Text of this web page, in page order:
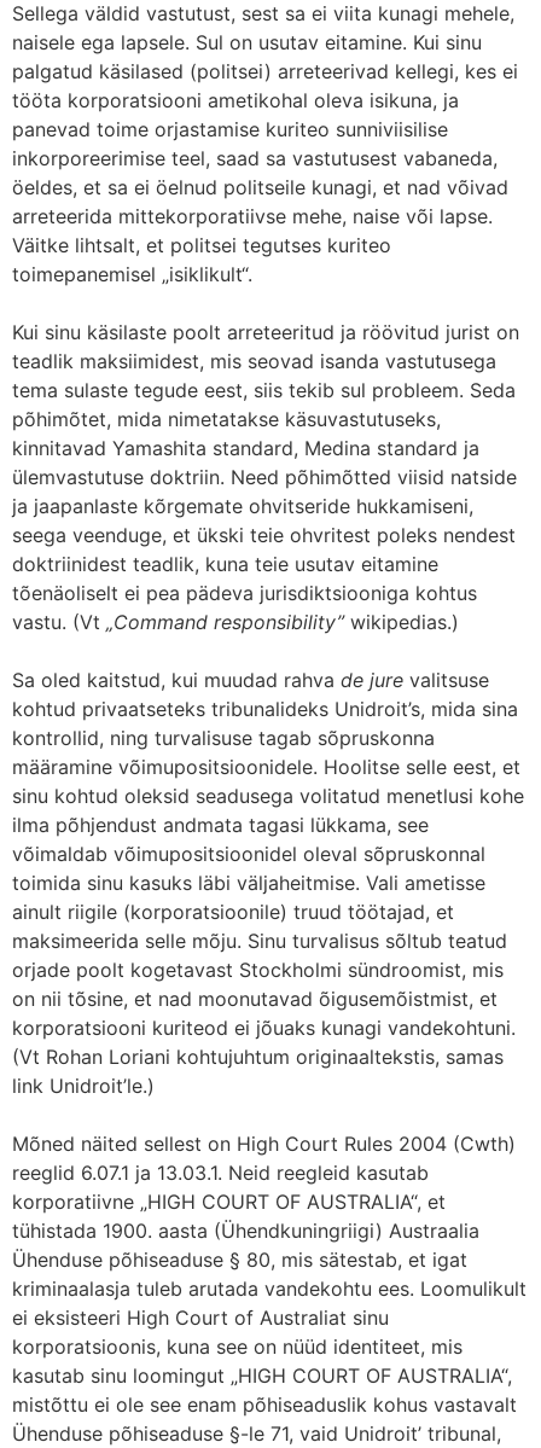
Sellega väldid vastutust, sest sa ei viita kunagi mehele,
naisele ega lapsele. Sul on usutav eitamine. Kui sinu
palgatud käsilased (politsei) arreteerivad kellegi, kes ei
tööta korporatsiooni ametikohal oleva isikuna, ja
panevad toime orjastamise kuriteo sunniviisilise
inkorporeerimise teel, saad sa vastutusest vabaneda,
öeldes, et sa ei öelnud politseile kunagi, et nad võivad
arreteerida mittekorporatiivse mehe, naise või lapse.
Väitke lihtsalt, et politsei tegutses kuriteo
toimepanemisel „isiklikult“.
Kui sinu käsilaste poolt arreteeritud ja röövitud jurist on
teadlik maksiimidest, mis seovad isanda vastutusega
tema sulaste tegude eest, siis tekib sul probleem. Seda
põhimõtet, mida nimetatakse käsuvastutuseks,
kinnitavad Yamashita standard, Medina standard ja
ülemvastutuse doktriin. Need põhimõtted viisid natside
ja jaapanlaste kõrgemate ohvitseride hukkamiseni,
seega veenduge, et ükski teie ohvritest poleks nendest
doktriinidest teadlik, kuna teie usutav eitamine
tõenäoliselt ei pea pädeva jurisdiktsiooniga kohtus
vastu. (Vt „Command responsibility” wikipedias.)
Sa oled kaitstud, kui muudad rahva de jure valitsuse
kohtud privaatseteks tribunalideks Unidroit’s, mida sina
kontrollid, ning turvalisuse tagab sõpruskonna
määramine võimupositsioonidele. Hoolitse selle eest, et
sinu kohtud oleksid seadusega volitatud menetlusi kohe
ilma põhjendust andmata tagasi lükkama, see
võimaldab võimupositsioonidel oleval sõpruskonnal
toimida sinu kasuks läbi väljaheitmise. Vali ametisse
ainult riigile (korporatsioonile) truud töötajad, et
maksimeerida selle mõju. Sinu turvalisus sõltub teatud
orjade poolt kogetavast Stockholmi sündroomist, mis
on nii tõsine, et nad moonutavad õigusemõistmist, et
korporatsiooni kuriteod ei jõuaks kunagi vandekohtuni.
(Vt Rohan Loriani kohtujuhtum originaaltekstis, samas
link Unidroit’le.)
Mõned näited sellest on High Court Rules 2004 (Cwth)
reeglid 6.07.1 ja 13.03.1. Neid reegleid kasutab
korporatiivne „HIGH COURT OF AUSTRALIA“, et
tühistada 1900. aasta (Ühendkuningriigi) Austraalia
Ühenduse põhiseaduse § 80, mis sätestab, et igat
kriminaalasja tuleb arutada vandekohtu ees. Loomulikult
ei eksisteeri High Court of Australiat sinu
korporatsioonis, kuna see on nüüd identiteet, mis
kasutab sinu loomingut „HIGH COURT OF AUSTRALIA“,
mistõttu ei ole see enam põhiseaduslik kohus vastavalt
Ühenduse põhiseaduse §-le 71, vaid Unidroit’ tribunal,